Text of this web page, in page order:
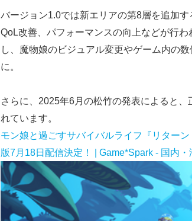
バージョン1.0では新エリアの第8層を追加
QoL改善、パフォーマンスの向上などが行わ
し、魔物娘のビジュアル変更やゲーム内の
に。
さらに、2025年6月の松竹の発表によると
れています。
モン娘と過ごすサバイバルライフ『リター
版7月18日配信決定！ | Game*Spark - 国内